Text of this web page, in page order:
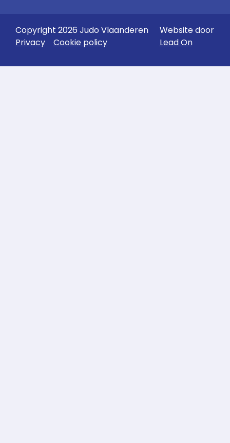
Copyright 2026 Judo Vlaanderen
Privacy
Cookie policy
Website door
Lead On